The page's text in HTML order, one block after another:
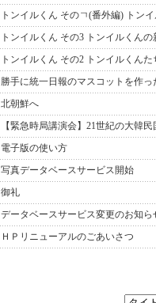
トンイルくん そのㄱ(番外編) トン
トンイルくん その3 トンイルくん
トンイルくん その2 トンイルくん
勝手に統一日報のマスコットを作
北朝鮮へ
【緊急時局講演会】21世紀の大韓
電子版の使い方
写真データベースサービス開始
御礼
データベースサービス変更のお知ら
ＨＰリニューアルのごあいさつ